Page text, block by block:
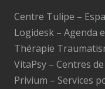
Centre Tulipe –
Logidesk – Agenda
Thérapie
VitaPsy – Centres
Privium – Services